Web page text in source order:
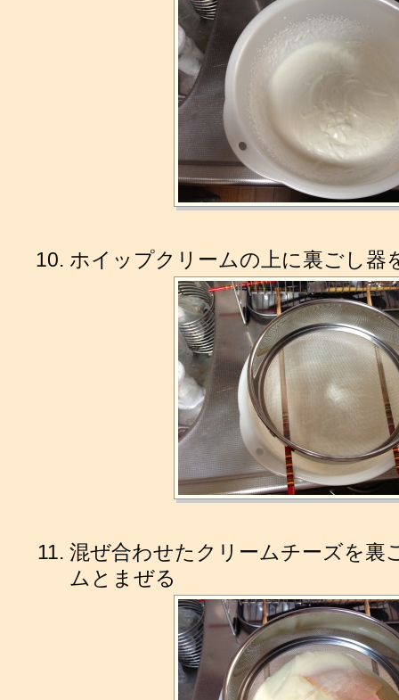
ホイップクリームの上に裏ごし器
混ぜ合わせたクリームチーズを裏
ムとまぜる